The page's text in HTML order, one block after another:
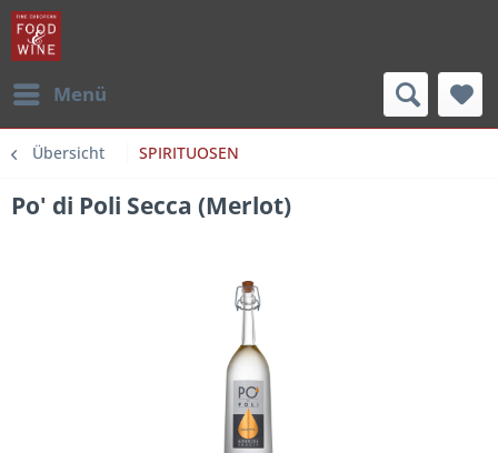
Menü
Übersicht SPIRITUOSEN
Po' di Poli Secca (Merlot)